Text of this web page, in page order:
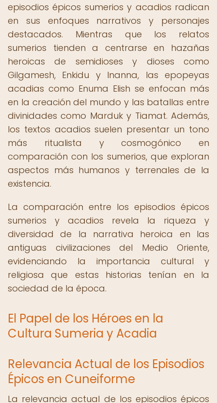
episodios épicos sumerios y acadios radican
en sus enfoques narrativos y personajes
destacados. Mientras que los relatos
sumerios tienden a centrarse en hazañas
heroicas de semidioses y dioses como
Gilgamesh, Enkidu y Inanna, las epopeyas
acadias como Enuma Elish se enfocan más
en la creación del mundo y las batallas entre
divinidades como Marduk y Tiamat. Además,
los textos acadios suelen presentar un tono
más ritualista y cosmogónico en
comparación con los sumerios, que exploran
aspectos más humanos y terrenales de la
existencia.
La comparación entre los episodios épicos
sumerios y acadios revela la riqueza y
diversidad de la narrativa heroica en las
antiguas civilizaciones del Medio Oriente,
evidenciando la importancia cultural y
religiosa que estas historias tenían en la
sociedad de la época.
El Papel de los Héroes en la
Cultura Sumeria y Acadia
Relevancia Actual de los Episodios
Épicos en Cuneiforme
La relevancia actual de los episodios épicos